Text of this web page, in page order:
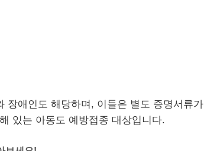
장애인도 해당하며, 이들은 별도 증명서류가
있는 아동도 예방접종 대상입니다.